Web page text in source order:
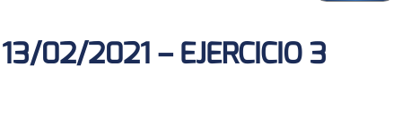
13/02/2021 – EJERCICIO 3